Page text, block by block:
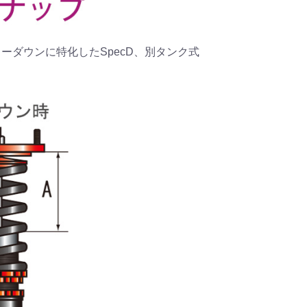
ダウンに特化したSpecD、別タンク式